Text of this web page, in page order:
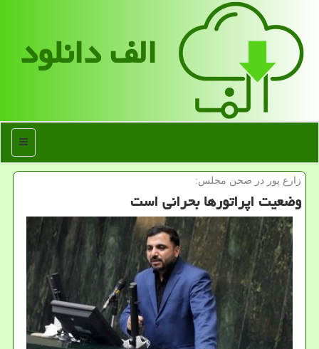
الف دانلود
منو
زارع پور در صحن مجلس:
وضعیت اپراتورها بحرانی است